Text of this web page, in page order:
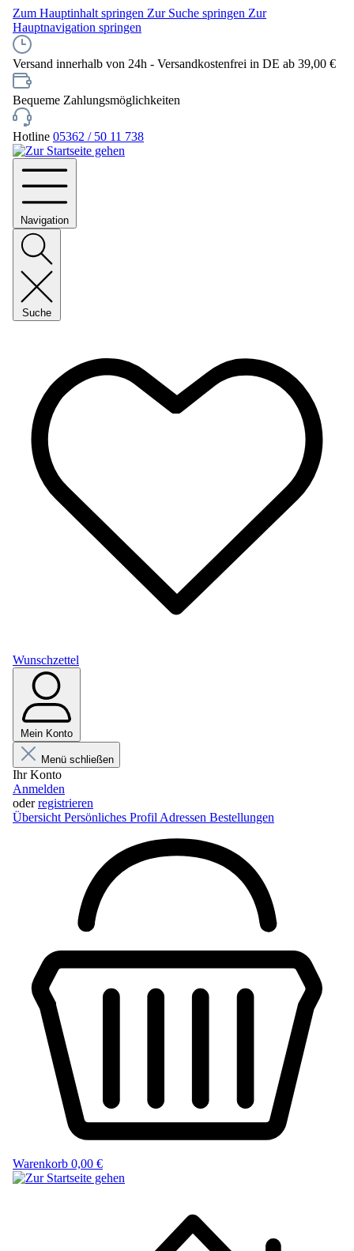
Zum Hauptinhalt springen Zur Suche springen Zur
Hauptnavigation springen
Versand innerhalb von 24h - Versandkostenfrei in DE ab 39,00 €
Bequeme Zahlungsmöglichkeiten
Hotline 05362 / 50 11 738
Navigation
Suche
Wunschzettel
Mein Konto
Menü schließen
Ihr Konto
Anmelden
oderregistrieren
Übersicht Persönliches Profil Adressen Bestellungen
Warenkorb 0,00 €